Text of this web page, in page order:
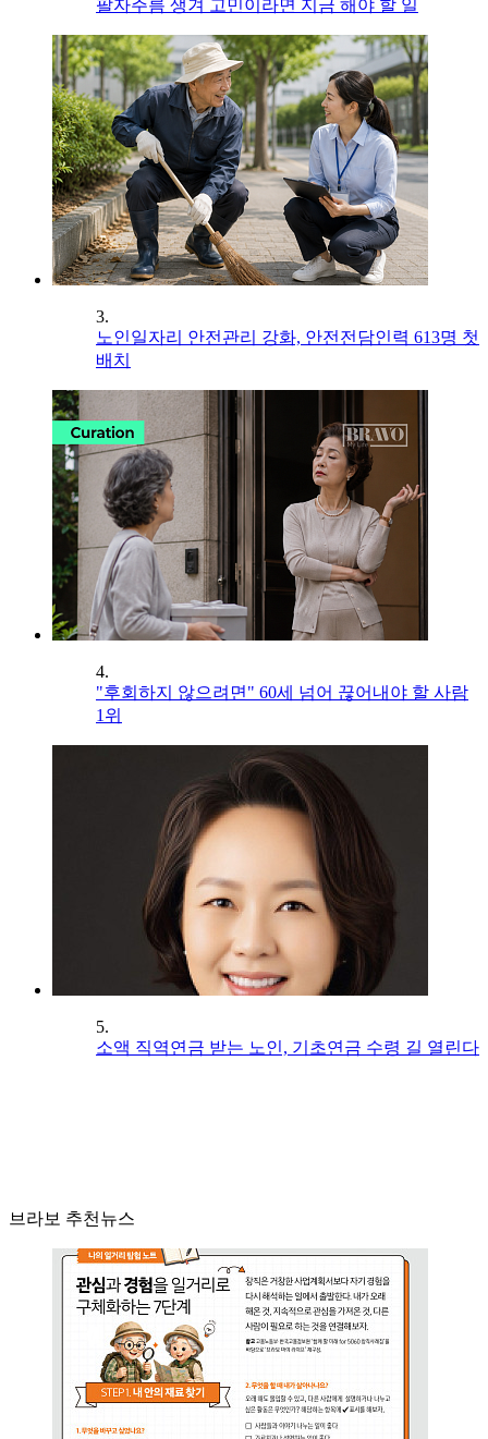
팔자주름 생겨 고민이라면 지금 해야 할 일
3.
노인일자리 안전관리 강화, 안전전담인력 613명 첫
배치
4.
"후회하지 않으려면" 60세 넘어 끊어내야 할 사람
1위
5.
소액 직역연금 받는 노인, 기초연금 수령 길 열린다
브라보 추천뉴스